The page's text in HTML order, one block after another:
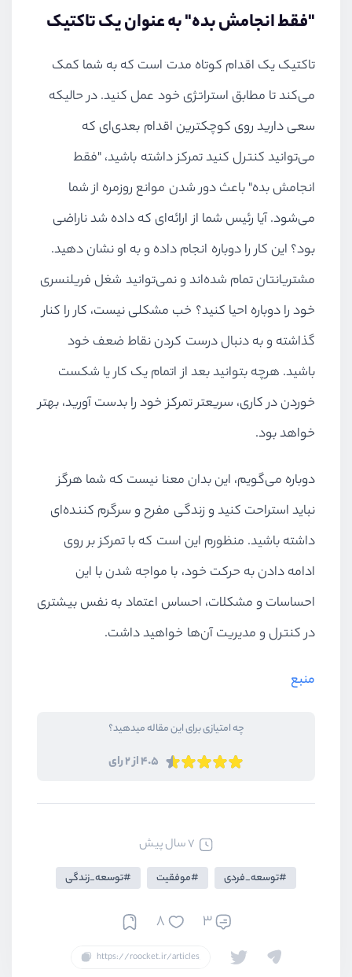
"فقط انجامش بده" به عنوان یک تاکتیک
تاکتیک یک اقدام کوتاه مدت است که به شما کمک
می‌کند تا مطابق استراتژی خود عمل کنید. در حالیکه
سعی دارید روی کوچکترین اقدام بعدی‌ای که
می‌توانید کنترل کنید تمرکز داشته باشید، "فقط
انجامش بده" باعث دور شدن موانع روزمره از شما
می‌شود. آیا رئیس شما از ارائه‌ای که داده شد ناراضی
بود؟ این کار را دوباره انجام داده و به او نشان دهید.
مشتریانتان تمام شده‌اند و نمی‌توانید شغل فریلنسری
خود را دوباره احیا کنید؟ خب مشکلی نیست، کار را کنار
گذاشته و به دنبال درست کردن نقاط ضعف خود
باشید. هرچه بتوانید بعد از اتمام یک کار یا شکست
خوردن در کاری، سریعتر تمرکز خود را بدست آورید، بهتر
خواهد بود.
دوباره می‌گویم، این بدان معنا نیست که شما هرگز
نباید استراحت کنید و زندگی مفرح و سرگرم کننده‌ای
داشته باشید. منظورم این است که با تمرکز بر روی
ادامه دادن به حرکت خود، با مواجه شدن با این
احساسات و مشکلات، احساس اعتماد به نفس بیشتری
در کنترل و مدیریت آن‌ها خواهید داشت.
منبع
چه امتیازی برای این مقاله میدهید؟
4.5 از 2 رای
7 سال پیش
توسعه_فردی موفقیت توسعه_زندگی
3
8